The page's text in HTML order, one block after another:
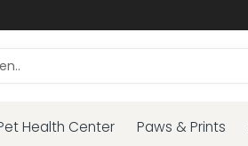
Health Center Paws & Prints